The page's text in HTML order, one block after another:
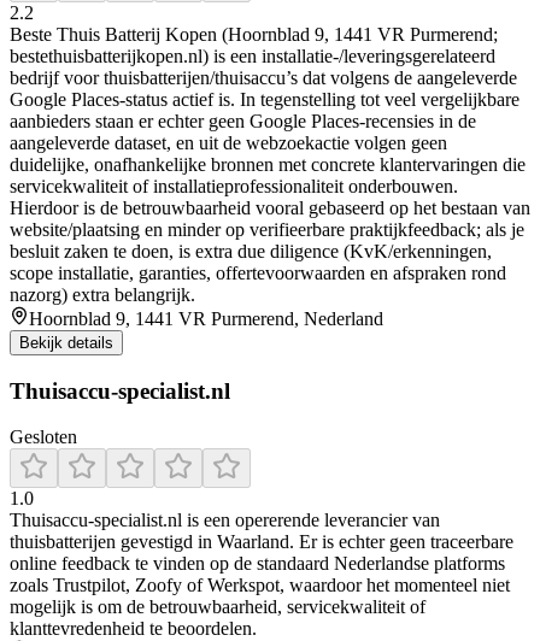
2.2
Beste Thuis Batterij Kopen (Hoornblad 9, 1441 VR Purmerend;
bestethuisbatterijkopen.nl) is een installatie-/leveringsgerelateerd
bedrijf voor thuisbatterijen/thuisaccu’s dat volgens de aangeleverde
Google Places-status actief is. In tegenstelling tot veel vergelijkbare
aanbieders staan er echter geen Google Places-recensies in de
aangeleverde dataset, en uit de webzoekactie volgen geen
duidelijke, onafhankelijke bronnen met concrete klantervaringen die
servicekwaliteit of installatieprofessionaliteit onderbouwen.
Hierdoor is de betrouwbaarheid vooral gebaseerd op het bestaan van
website/plaatsing en minder op verifieerbare praktijkfeedback; als je
besluit zaken te doen, is extra due diligence (KvK/erkenningen,
scope installatie, garanties, offertevoorwaarden en afspraken rond
nazorg) extra belangrijk.
Hoornblad 9, 1441 VR Purmerend, Nederland
Bekijk details
Thuisaccu-specialist.nl
Gesloten
1.0
Thuisaccu‑specialist.nl is een opererende leverancier van
thuisbatterijen gevestigd in Waarland. Er is echter geen traceerbare
online feedback te vinden op de standaard Nederlandse platforms
zoals Trustpilot, Zoofy of Werkspot, waardoor het momenteel niet
mogelijk is om de betrouwbaarheid, servicekwaliteit of
klanttevredenheid te beoordelen.